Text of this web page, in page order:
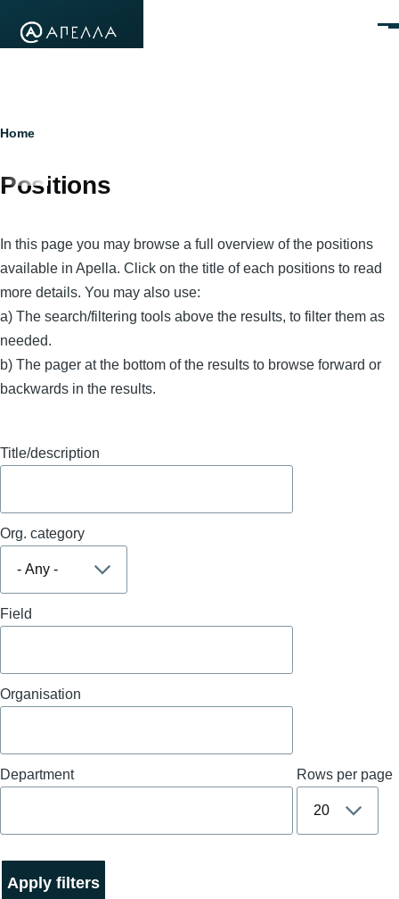
Breadcrumb
Home
Positions
In this page you may browse a full overview of the positions
available in Apella. Click on the title of each positions to read
more details. You may also use:
a) The search/filtering tools above the results, to filter them as
needed.
b) The pager at the bottom of the results to browse forward or
backwards in the results.
Title/description
Org. category
Field
Organisation
Department Rows per page